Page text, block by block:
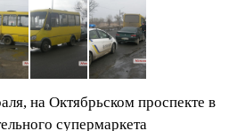
на Октябрьском проспекте в
супермаркета